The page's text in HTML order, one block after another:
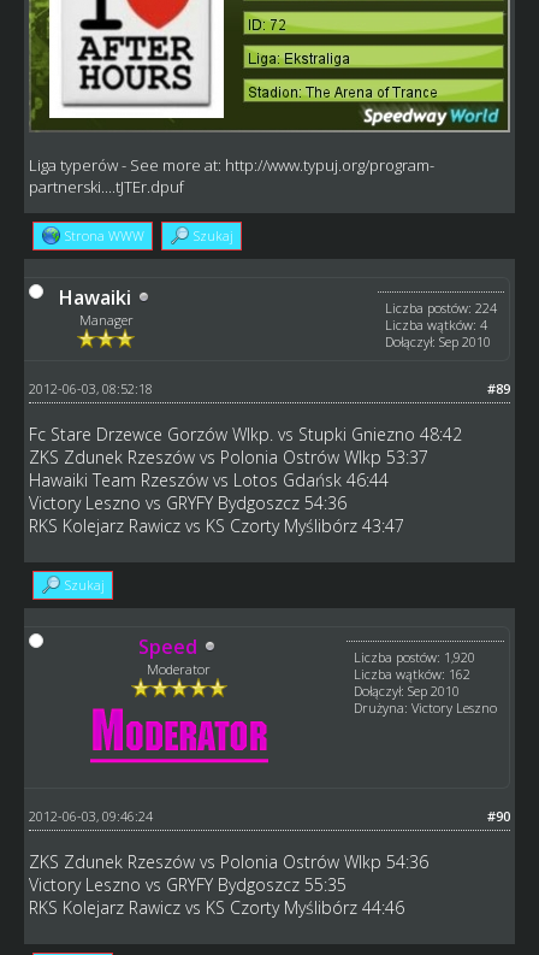
Liga typerów- See more at: http://www.typuj.org/program-
partnerski....tJTEr.dpuf
Strona WWW Szukaj
Hawaiki
Manager
Liczba postów: 224
Liczba wątków: 4
Dołączył: Sep 2010
#89
2012-06-03, 08:52:18
Fc Stare Drzewce Gorzów Wlkp. vs Stupki Gniezno 48:42
ZKS Zdunek Rzeszów vs Polonia Ostrów Wlkp 53:37
Hawaiki Team Rzeszów vs Lotos Gdańsk 46:44
Victory Leszno vs GRYFY Bydgoszcz 54:36
RKS Kolejarz Rawicz vs KS Czorty Myślibórz 43:47
Szukaj
Speed
Moderator
Liczba postów: 1,920
Liczba wątków: 162
Dołączył: Sep 2010
Drużyna: Victory Leszno
#90
2012-06-03, 09:46:24
ZKS Zdunek Rzeszów vs Polonia Ostrów Wlkp 54:36
Victory Leszno vs GRYFY Bydgoszcz 55:35
RKS Kolejarz Rawicz vs KS Czorty Myślibórz 44:46